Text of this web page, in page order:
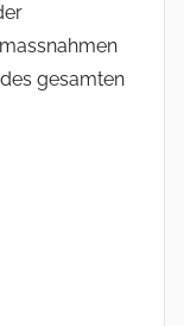
gesamten